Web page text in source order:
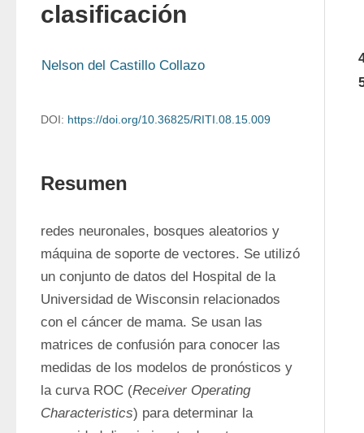
clasificación
Nelson del Castillo Collazo
DOI: https://doi.org/10.36825/RITI.08.15.009
Resumen
redes neuronales, bosques aleatorios y
máquina de soporte de vectores. Se utilizó
un conjunto de datos del Hospital de la
Universidad de Wisconsin relacionados
con el cáncer de mama. Se usan las
matrices de confusión para conocer las
medidas de los modelos de pronósticos y
la curva ROC (Receiver Operating
Characteristics) para determinar la